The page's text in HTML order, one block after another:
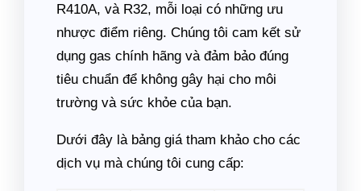
R410A, và R32, mỗi loại có những ưu
nhược điểm riêng. Chúng tôi cam kết sử
dụng gas chính hãng và đảm bảo đúng
tiêu chuẩn để không gây hại cho môi
trường và sức khỏe của bạn.
Dưới đây là bảng giá tham khảo cho các
dịch vụ mà chúng tôi cung cấp: